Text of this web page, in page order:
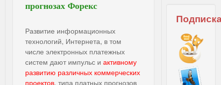
прогнозах Форекс
Развитие информационных
технологий, Интернета, в том
числе электронных платежных
систем дают импульс и активному
развитию различных коммерческих
проектов, типа платных прогнозов